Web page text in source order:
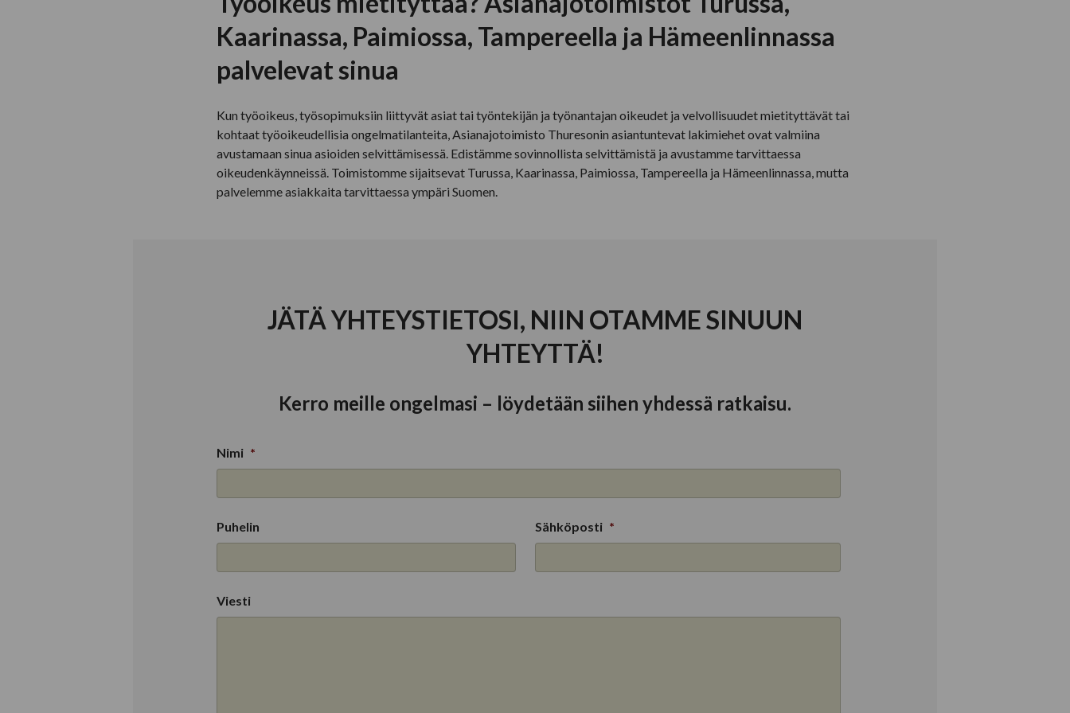
Kaarinassa, Paimiossa, Tampereella ja Hämeenlinnassa
palvelevat sinua
Kun työoikeus, työsopimuksiin liittyvät asiat tai työntekijän ja työnantajan oikeudet ja velvollisuudet mietityttävät tai
kohtaat työoikeudellisia ongelmatilanteita, Asianajotoimisto Thuresonin asiantuntevat lakimiehet ovat valmiina
avustamaan sinua asioiden selvittämisessä. Edistämme sovinnollista selvittämistä ja avustamme tarvittaessa
oikeudenkäynneissä. Toimistomme sijaitsevat Turussa, Kaarinassa, Paimiossa, Tampereella ja Hämeenlinnassa, mutta
palvelemme asiakkaita tarvittaessa ympäri Suomen.
JÄTÄ YHTEYSTIETOSI, NIIN OTAMME SINUUN
YHTEYTTÄ!
Kerro meille ongelmasi – löydetään siihen yhdessä ratkaisu.
Nimi *
Puhelin Sähköposti *
Viesti